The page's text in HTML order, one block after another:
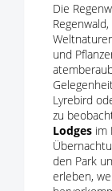
Die
und
Lyrebird
zu
Lodges im
den Park
erleben,